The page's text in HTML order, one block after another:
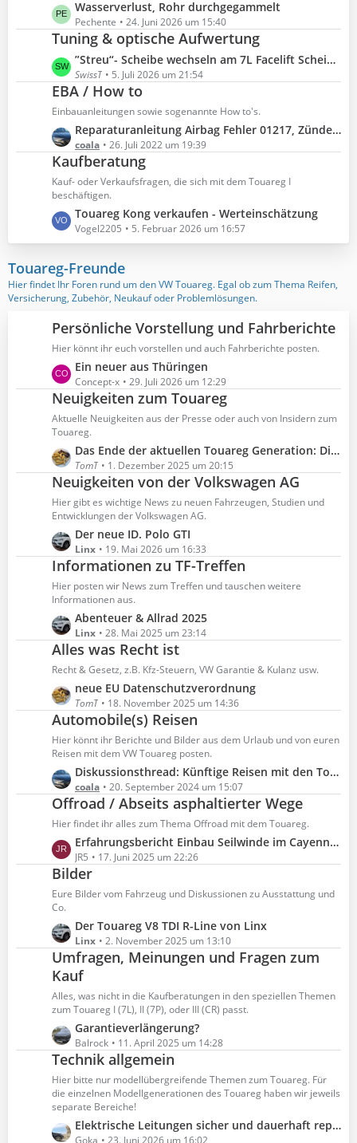
ä
g
e
i
t
r
ä
g
e
e
B
e
i
t
r
ä
g
e
L
e
t
z
t
e
e
i
t
r
ä
g
e
Wasserverlust, Rohr durchgegammelt
Pechente 24. Juni 2026 um 15:40
Tuning & optische Aufwertung
L
e
t
z
e
B
e
i
t
r
ä
e
”Streu“- Scheibe wechseln am 7L Facelift Scheinwerfer
SwissT 5. Juli 2026 um 21:54
EBA / How to
Einbauanleitungen sowie sogenannte How to's.
L
e
t
z
t
e
B
e
t
r
ä
g
e
Reparaturanleitung Airbag Fehler 01217, Zünder Seitenairbag, oberer Grenzwert überschritten
coala 26. Juli 2022 um 19:39
Kaufberatung
Kauf- oder Verkaufsfragen, die sich mit dem Touareg I
beschäftigen.
L
e
t
t
e
e
i
t
r
ä
g
e
Touareg Kong verkaufen - Werteinschätzung
Vogel2205 5. Februar 2026 um 16:57
Touareg-Freunde
Hier findet Ihr Foren rund um den VW Touareg. Egal ob zum Thema Reifen,
Versicherung, Zubehör, Neukauf oder Problemlösungen.
Persönliche Vorstellung und Fahrberichte
Hier könnt ihr euch vorstellen und auch Fahrberichte posten.
L
e
t
z
t
e
B
e
t
ä
g
e
Ein neuer aus Thüringen
Concept-x 29. Juli 2026 um 12:29
Neuigkeiten zum Touareg
Aktuelle Neuigkeiten aus der Presse oder auch von Insidern zum
Touareg.
L
e
t
z
t
e
B
e
t
ä
g
e
Das Ende der aktuellen Touareg Generation: Die "FINAL EDITION" - bestellbar bis Ende März 2026
TomT 1. Dezember 2025 um 20:15
Neuigkeiten von der Volkswagen AG
Hier gibt es wichtige News zu neuen Fahrzeugen, Studien und
Entwicklungen der Volkswagen AG.
L
e
t
z
t
e
B
e
t
r
ä
g
e
Der neue ID. Polo GTI
Linx 19. Mai 2026 um 16:33
Informationen zu TF-Treffen
Hier posten wir News zum Treffen und tauschen weitere
Informationen aus.
L
e
t
z
e
B
e
i
t
r
ä
g
e
Abenteuer & Allrad 2025
Linx 28. Mai 2025 um 23:14
Alles was Recht ist
Recht & Gesetz, z.B. Kfz-Steuern, VW Garantie & Kulanz usw.
L
e
t
z
t
e
B
e
t
r
ä
g
e
neue EU Datenschutzverordnung
TomT 18. November 2025 um 14:36
Automobile(s) Reisen
Hier könnt ihr Berichte und Bilder aus dem Urlaub und von euren
Reisen mit dem VW Touareg posten.
L
e
t
z
e
B
e
i
t
r
ä
g
e
Diskussionsthread: Künftige Reisen mit den Touareg-Freunden und der experience GmbH
coala 20. September 2024 um 15:07
Offroad / Abseits asphaltierter Wege
Hier findet ihr alles zum Thema Offroad mit dem Touareg.
L
e
t
z
t
e
B
e
i
t
r
ä
g
e
Erfahrungsbericht Einbau Seilwinde im Cayenne (ist ja quasi ein Touareg :-) )
JR5 17. Juni 2025 um 22:26
Bilder
Eure Bilder vom Fahrzeug und Diskussionen zu Ausstattung und
Co.
L
e
t
z
t
e
e
i
t
r
ä
e
Der Touareg V8 TDI R-Line von Linx
Linx 2. November 2025 um 13:10
Umfragen, Meinungen und Fragen zum
Kauf
Alles, was nicht in die Kaufberatungen in den speziellen Themen
zum Touareg I (7L), II (7P), oder III (CR) passt.
L
e
t
z
t
e
B
e
Garantieverlängerung?
Balrock 11. April 2025 um 14:28
Technik allgemein
Hier bitte nur modellübergreifende Themen zum Touareg. Für
die einzelnen Modellgenerationen des Touareg haben wir jeweils
separate Bereiche!
L
Elektrische Leitungen sicher und dauerhaft reparieren bzw. erweitern
Goka 23. Juni 2026 um 16:02